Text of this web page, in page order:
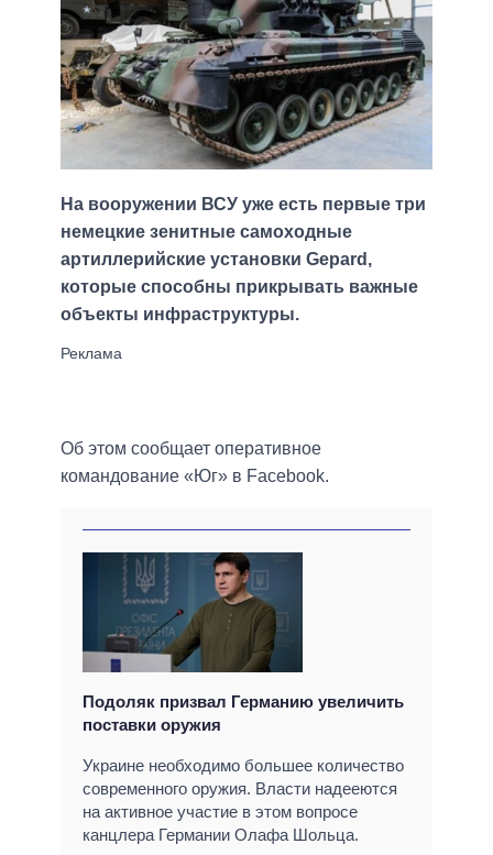
На вооружении ВСУ уже есть первые три
немецкие зенитные самоходные
артиллерийские установки Gepard,
которые способны прикрывать важные
объекты инфраструктуры.
Об этом сообщает оперативное
командование «Юг» в Facebook.
Подоляк призвал Германию увеличить
поставки оружия
Украине необходимо большее количество
современного оружия. Власти надееются
на активное участие в этом вопросе
канцлера Германии Олафа Шольца.